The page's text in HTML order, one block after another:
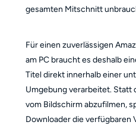
gesamten Mitschnitt
Für einen zuverlässigen
am PC braucht es deshalb
Titel direkt innerhalb einer
Umgebung verarbeitet. Statt
vom Bildschirm abzufilmen,
Downloader die verfügbaren